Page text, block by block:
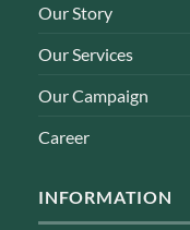
Our Story
Our Services
Our Campaign
Career
INFORMATION